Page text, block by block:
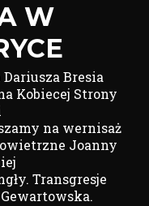
W
Bresia
Kobiecej Strony
na wernisaż
Joanny
Transgresje